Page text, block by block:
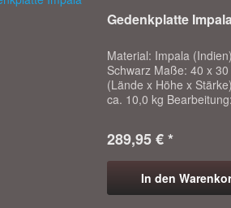
Gedenkplatte
Material: Impala
Schwarz Maße: 40 x
(Lände x Höhe x
ca. 10,0 kg
handwerklich
Ornament "Rose" ,
289,95 € *
In den